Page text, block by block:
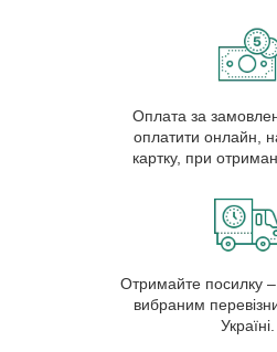
Оплата за
оплатити онлайн,
картку, при
Отримайте посилку
вибраним
Україні.